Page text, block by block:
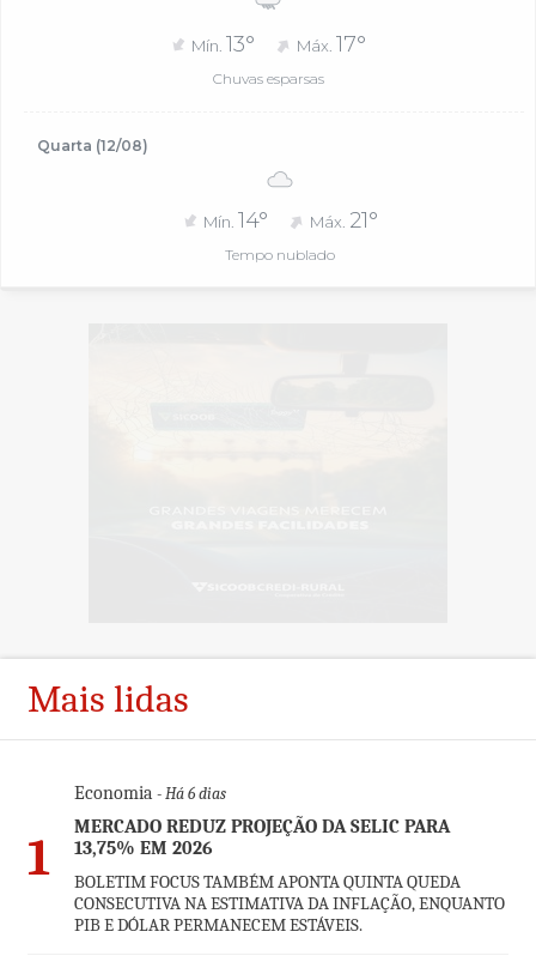
Mín. 13° Máx. 17°
Chuvas esparsas
Quarta (12/08)
Mín. 14° Máx. 21°
Tempo nublado
Mais lidas
1
Economia - Há 6 dias
MERCADO REDUZ PROJEÇÃO DA SELIC PARA
13,75% EM 2026
BOLETIM FOCUS TAMBÉM APONTA QUINTA QUEDA
CONSECUTIVA NA ESTIMATIVA DA INFLAÇÃO, ENQUANTO
PIB E DÓLAR PERMANECEM ESTÁVEIS.